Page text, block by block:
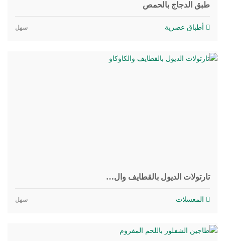
طبق الدجاج بالحمص
أطباق عصرية سهل
تارتولات الديول بالقطايف وال…
المعسلات سهل